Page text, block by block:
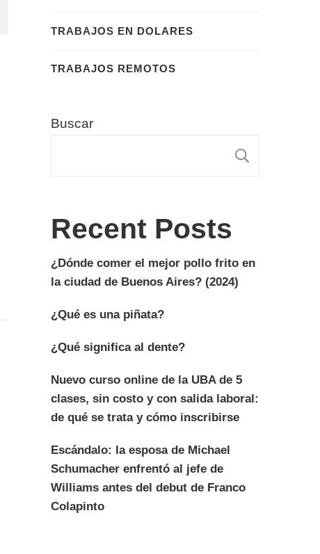
TRABAJOS EN DOLARES
TRABAJOS REMOTOS
Buscar
Recent Posts
¿Dónde comer el mejor pollo frito en
la ciudad de Buenos Aires? (2024)
¿Qué es una piñata?
¿Qué significa al dente?
Nuevo curso online de la UBA de 5
clases, sin costo y con salida laboral:
de qué se trata y cómo inscribirse
Escándalo: la esposa de Michael
Schumacher enfrentó al jefe de
Williams antes del debut de Franco
Colapinto